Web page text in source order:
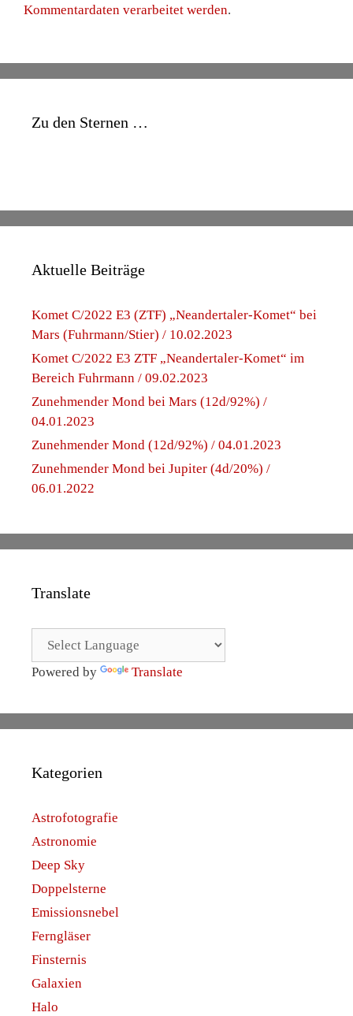
Kommentardaten verarbeitet werden.
Zu den Sternen …
Aktuelle Beiträge
Komet C/2022 E3 (ZTF) „Neandertaler-Komet“ bei
Mars (Fuhrmann/Stier) / 10.02.2023
Komet C/2022 E3 ZTF „Neandertaler-Komet“ im
Bereich Fuhrmann / 09.02.2023
Zunehmender Mond bei Mars (12d/92%) /
04.01.2023
Zunehmender Mond (12d/92%) / 04.01.2023
Zunehmender Mond bei Jupiter (4d/20%) /
06.01.2022
Translate
Powered by Translate
Kategorien
Astrofotografie
Astronomie
Deep Sky
Doppelsterne
Emissionsnebel
Ferngläser
Finsternis
Galaxien
Halo